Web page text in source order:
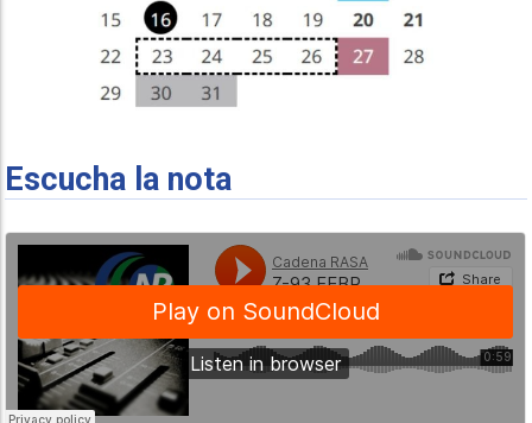
Escucha la nota